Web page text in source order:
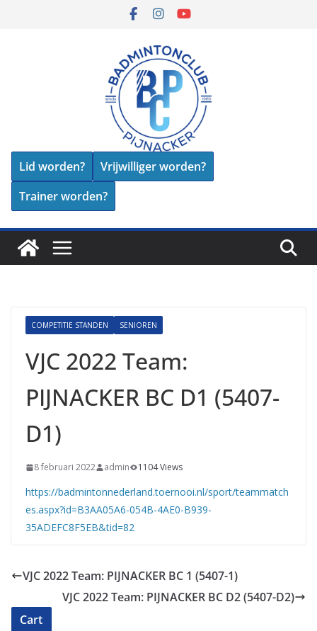
Lid worden?
Vrijwilliger worden?
Trainer worden?
COMPETITIE STANDEN SENIOREN
VJC 2022 Team:
PIJNACKER BC D1 (5407-
D1)
8 februari 2022 admin 1104 Views
https://badmintonnederland.toernooi.nl/sport/teammatch
es.aspx?id=B3AA05A6-054B-4AE0-B939-
35ADEFC8F5EB&tid=82
VJC 2022 Team: PIJNACKER BC 1 (5407-1)
VJC 2022 Team: PIJNACKER BC D2 (5407-D2)
Cart